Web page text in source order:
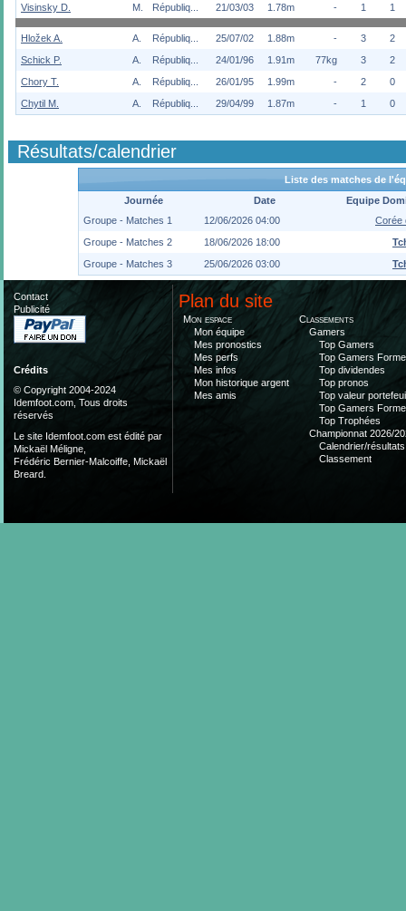
Visinsky D.
M. Républiq... 21/03/03 1.78m - 1 1
Hložek A. A. Républiq... 25/07/02 1.88m - 3
2
Schick P.
A. Républiq... 24/01/96 1.91m 77kg 3
2
Chory T.
A. Républiq... 26/01/95 1.99m - 2
0
Chytil M.
A. Républiq... 29/04/99 1.87m - 1 0
Résultats/calendrier
Liste des matches de
Journée
Date
Equipe
Groupe - Matches 1
12/06/2026 04:00
Corée
Groupe - Matches 2
18/06/2026 18:00
Groupe - Matches 3
25/06/2026 03:00
Contact
Publicité
Crédits
© Copyright 2004-2024
Idemfoot.com, Tous droits
réservés
Le site Idemfoot.com est édité par
Mickaël Méligne,
Frédéric Bernier-Malcoiffe, Mickaël
Breard.
Plan du site
Mon espace
Mon équipe
Mes pronostics
Mes perfs
Mes infos
Mon historique argent
Mes amis
Classements
Gamers
Top Gamers
Top Gamers Forme
Top dividendes
Top pronos
Top valeur
Top Gamers Forme
Top Trophées
Championnat 2026/
Calendrier/résultats
Classement